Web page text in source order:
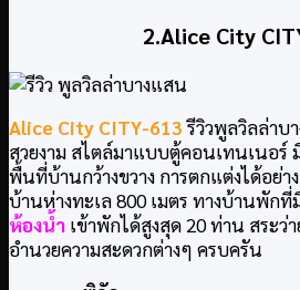
2.Alice City
Alice City CITY-613รีวิวพูลวิลล่าบ
สวยงาม สไตล์มาแบบตู้คอนเทนเนอร์
พื้นที่บ้านกว้างขวาง การตกแต่งได้อย่
บ้านห่างทะเล 800 เมตร ทางบ้านพักที่
ห้องน้ำ เข้าพักได้สูงสุด 20 ท่าน สระว่
อำนวยความสะดวกต่างๆ ครบครัน